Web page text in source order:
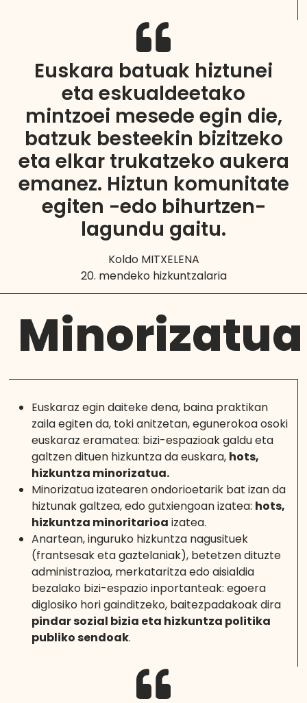
Euskara batuak hiztunei
eta eskualdeetako
mintzoei mesede egin die,
batzuk besteekin bizitzeko
eta elkar trukatzeko aukera
emanez. Hiztun komunitate
egiten -edo bihurtzen-
lagundu gaitu.
Koldo MITXELENA
20. mendeko hizkuntzalaria
Minorizatua
Euskaraz egin daiteke dena, baina praktikan
zaila egiten da, toki anitzetan, egunerokoa osoki
euskaraz eramatea: bizi-espazioak galdu eta
galtzen dituen hizkuntza da euskara, hots,
hizkuntza minorizatua.
Minorizatua izatearen ondorioetarik bat izan da
hiztunak galtzea, edo gutxiengoan izatea: hots,
hizkuntza minoritarioa izatea.
Anartean, inguruko hizkuntza nagusituek
(frantsesak eta gaztelaniak), betetzen dituzte
administrazioa, merkataritza edo aisialdia
bezalako bizi-espazio inportanteak: egoera
diglosiko hori gainditzeko, baitezpadakoak dira
pindar sozial bizia eta hizkuntza politika
publiko sendoak.